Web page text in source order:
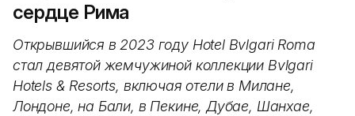
сердце Рима
Открывшийся в 2023 году Hotel Bvlgari Roma
стал девятой жемчужиной коллекции Bvlgari
Hotels & Resorts, включая отели в Милане,
Лондоне, на Бали, в Пекине, Дубае, Шанхае,